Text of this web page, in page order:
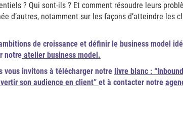
? Qui sont-ils ? Et comment résoudre leurs
d’autres, notamment sur les façons d’atteindre les
de croissance et définir le business model
notre atelier business model.
vous invitons à télécharger notre livre blanc :
son audience en client” et à contacter notre